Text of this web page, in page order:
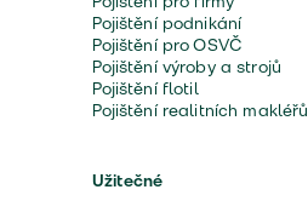
Pojištění podnikání
Pojištění pro OSVČ
Pojištění výroby a strojů
Pojištění flotil
Pojištění realitních makléřů
Užitečné